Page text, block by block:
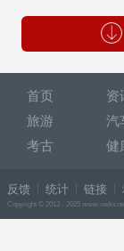
首页 资
旅游
汽
考古
健
反馈 统计 链接
Copyright © 2013 - 2025